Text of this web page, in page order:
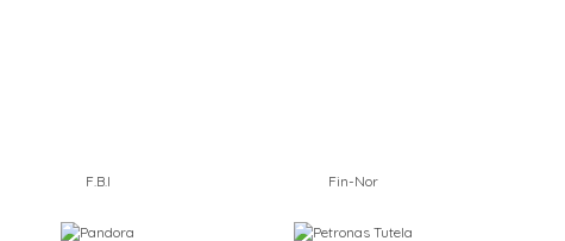
F.B.I Fin-Nor